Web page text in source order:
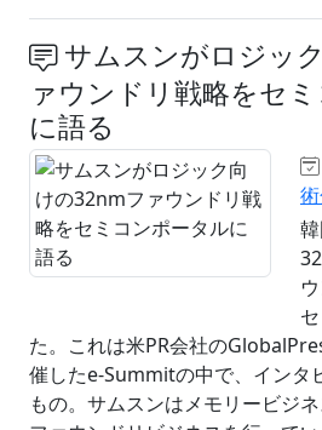
サムスンがロジッ
ァウンドリ戦略をセ
に語る
た。これは米PR会社の
催したe-Summitの中で、インタ
もの。サムスンはメモリービジ